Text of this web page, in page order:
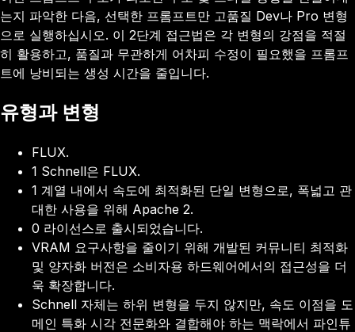
는지 파악한 다음, 선택한 프롬프트만 고품질 Dev나 Pro 변형
으로 실행하십시오. 이 2단계 접근법은 각 변형의 강점을 적절
히 활용하고, 품질과 무관하게 어차피 수정이 필요했을 프롬프
트에 낭비되는 생성 시간을 줄입니다.
유형과 변형
FLUX.
1 Schnell은 FLUX.
1 계열 내에서 속도에 최적화된 단일 변형으로, 폭넓고 관
대한 사용을 위해 Apache 2.
0 라이선스로 출시되었습니다.
VRAM 요구사항을 줄이기 위해 개발된 커뮤니티 최적화
및 양자화 버전은 소비자용 하드웨어에서의 접근성을 더
욱 확장합니다.
Schnell 자체는 하위 변형을 두지 않지만, 속도 이점을 도
메인 특화 시각 전문화와 결합해야 하는 맥락에서 파인튜